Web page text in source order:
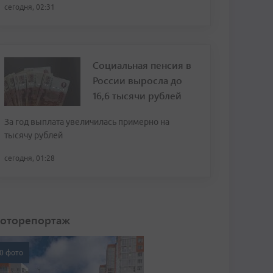
сегодня, 02:31
Социальная пенсия в
России выросла до
16,6 тысячи рублей
За год выплата увеличилась примерно на
тысячу рублей
сегодня, 01:28
фото